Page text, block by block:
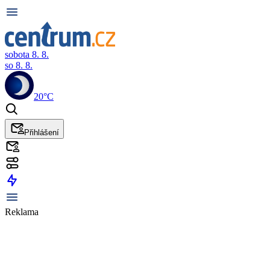
sobota 8. 8.
so 8. 8.
20°C
Přihlášení
Reklama